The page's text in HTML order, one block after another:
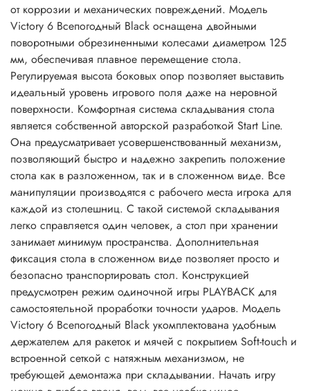
от коррозии и механических повреждений. Модель
Victory 6 Всепогодный Black оснащена двойными
поворотными обрезиненными колесами диаметром 125
мм, обеспечивая плавное перемещение стола.
Регулируемая высота боковых опор позволяет выставить
идеальный уровень игрового поля даже на неровной
поверхности. Комфортная система складывания стола
является собственной авторской разработкой Start Line.
Она предусматривает усовершенствованный механизм,
позволяющий быстро и надежно закрепить положение
стола как в разложенном, так и в сложенном виде. Все
манипуляции производятся с рабочего места игрока для
каждой из столешниц. С такой системой складывания
легко справляется один человек, а стол при хранении
занимает минимум пространства. Дополнительная
фиксация стола в сложенном виде позволяет просто и
безопасно транспортировать стол. Конструкцией
предусмотрен режим одиночной игры PLAYBACK для
самостоятельной проработки точности ударов. Модель
Victory 6 Всепогодный Black укомплектована удобным
держателем для ракеток и мячей с покрытием Soft-touch и
встроенной сеткой с натяжным механизмом, не
требующей демонтажа при складывании. Начать игру